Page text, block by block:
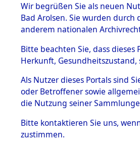
BESTÄNDE
Inhaftierungsdoku
mente
5. Verschiedenes
Todesmärsche
5.3.1 Alliierte
Wir begrüßen Sie als neuen
Bad Arolsen. Sie wurden
anderem nationalen
Bitte beachten Sie, dass
Herkunft,
Als Nutzer dieses Portals sind
oder Betroffener sowie
die Nutzung seiner
Bitte kontaktieren Sie uns,
zustimmen.